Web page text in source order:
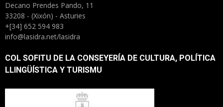
Decano Prendes Pando, 11
33208 - (Xixón) - Asturies
+[34] 652 594 983
info@lasidra.net/lasidra
COL SOFITU DE LA CONSEYERÍA DE CULTURA, POLÍTICA
LLINGÜÍSTICA Y TURISMU